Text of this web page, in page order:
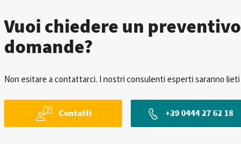
Vuoi chiedere un
domande?
Non esitare a contattarci. I nostri consulenti esperti saranno
Contatti +39 0444 27 62 18